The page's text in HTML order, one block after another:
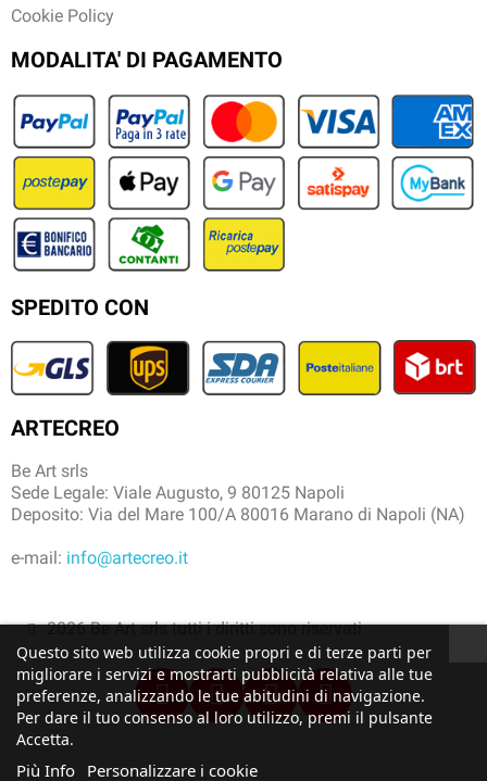
Cookie Policy
MODALITA' DI PAGAMENTO
SPEDITO CON
ARTECREO
Be Art srls
Sede Legale: Viale Augusto, 9 80125 Napoli
Deposito: Via del Mare 100/A 80016 Marano di Napoli (NA)
e-mail: info@artecreo.it
2026 Be Art srls tutti i diritti sono riservati
Questo sito web utilizza cookie propri e di terze parti per
migliorare i servizi e mostrarti pubblicità relativa alle tue
preferenze, analizzando le tue abitudini di navigazione.
Per dare il tuo consenso al loro utilizzo, premi il pulsante
Accetta.
Più Info Personalizzare i cookie